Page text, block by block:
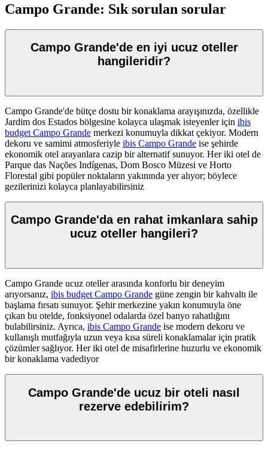
Campo Grande: Sık sorulan sorular
Campo Grande'de en iyi ucuz oteller
hangileridir?
Campo Grande'de bütçe dostu bir konaklama arayışınızda, özellikle
Jardim dos Estados bölgesine kolayca ulaşmak isteyenler için ibis
budget Campo Grande merkezi konumuyla dikkat çekiyor. Modern
dekoru ve samimi atmosferiyle ibis Campo Grande ise şehirde
ekonomik otel arayanlara cazip bir alternatif sunuyor. Her iki otel de
Parque das Nações Indígenas, Dom Bosco Müzesi ve Horto
Florestal gibi popüler noktaların yakınında yer alıyor; böylece
gezilerinizi kolayca planlayabilirsiniz
Campo Grande'da en rahat imkanlara sahip
ucuz oteller hangileri?
Campo Grande ucuz oteller arasında konforlu bir deneyim
arıyorsanız, ibis budget Campo Grande güne zengin bir kahvaltı ile
başlama fırsatı sunuyor. Şehir merkezine yakın konumuyla öne
çıkan bu otelde, fonksiyonel odalarda özel banyo rahatlığını
bulabilirsiniz. Ayrıca, ibis Campo Grande ise modern dekoru ve
kullanışlı mutfağıyla uzun veya kısa süreli konaklamalar için pratik
çözümler sağlıyor. Her iki otel de misafirlerine huzurlu ve ekonomik
bir konaklama vadediyor
Campo Grande'de ucuz bir oteli nasıl
rezerve edebilirim?